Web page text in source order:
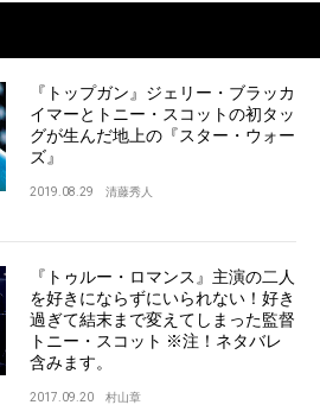
『トップガン』ジェリー・ブラッカ
イマーとトニー・スコットの初タッ
グが生んだ地上の『スター・ウォー
ズ』
2019.08.29 清藤秀人
『トゥルー・ロマンス』主演の二人
を好きにならずにいられない！好き
過ぎて結末まで変えてしまった監督
トニー・スコット ※注！ネタバレ
含みます。
2017.09.20 村山章